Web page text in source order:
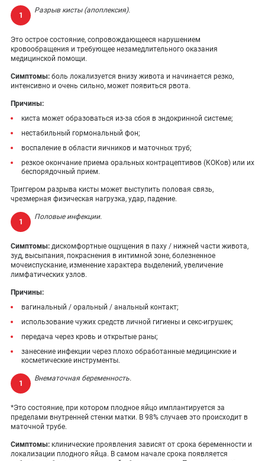
Разрыв кисты (апоплексия).
Это острое состояние, сопровождающееся нарушением
кровообращения и требующее незамедлительного оказания
медицинской помощи.
Симптомы: боль локализуется внизу живота и начинается резко,
интенсивно и очень сильно, может появиться рвота.
Причины:
киста может образоваться из-за сбоя в эндокринной системе;
нестабильный гормональный фон;
воспаление в области яичников и маточных труб;
резкое окончание приема оральных контрацептивов (КОКов) или их
беспорядочный прием.
Триггером разрыва кисты может выступить половая связь,
чрезмерная физическая нагрузка, удар, падение.
Половые инфекции.
Симптомы: дискомфортные ощущения в паху / нижней части живота,
зуд, высыпания, покраснения в интимной зоне, болезненное
мочеиспускание, изменение характера выделений, увеличение
лимфатических узлов.
Причины:
вагинальный / оральный / анальный контакт;
использование чужих средств личной гигиены и секс-игрушек;
передача через кровь и открытые раны;
занесение инфекции через плохо обработанные медицинские и
косметические инструменты.
Внематочная беременность.
*Это состояние, при котором плодное яйцо имплантируется за
пределами внутренней стенки матки. В 98% случаев это происходит в
маточной трубе.
Симптомы: клинические проявления зависят от срока беременности и
локализации плодного яйца. В самом начале срока появляется